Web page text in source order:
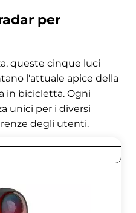
per
queste cinque luci
l'attuale apice della
in bicicletta. Ogni
unici per i diversi
degli utenti.